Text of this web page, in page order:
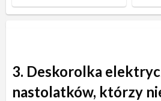
3. Deskorolka
nastolatków, którzy